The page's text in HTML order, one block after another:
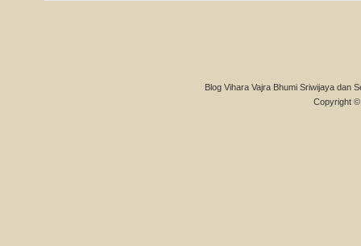
Blog Vihara Vajra Bhumi Sriwijaya dan
Copyright ©